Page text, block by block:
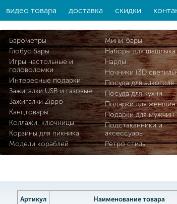
видео товара доставка скидки
Барометры
Глобус бары
Игры настольные и
головоломки
Интересные подарки
Зажигалки USB и газовые
Зажигалки Zippo
Канцтовары
Коллажи, ключницы
Корзины для пикника
Модели кораблей
Мини-бары
Наборы для шашлыка
Нарды
Ночники (3D
Посуда для алкоголя
Посуда для кухни
Подарки для женщин
Подарки для мужчин
Подстаканники и
аксессуары
Ретро стиль
Артикул Наименование товара